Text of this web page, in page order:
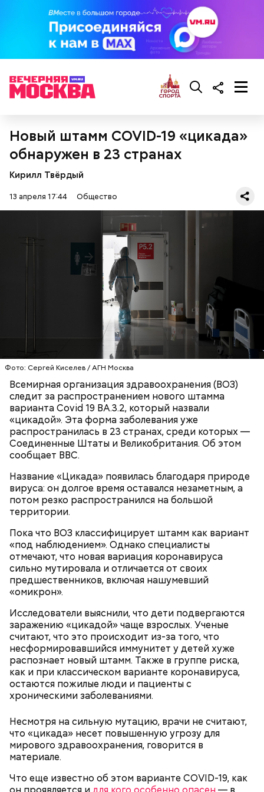
Новый штамм COVID-19 «цикада»
обнаружен в 23 странах
Кирилл Твёрдый
13 апреля 17:44 Общество
Фото: Сергей Киселев / АГН Москва
Всемирная организация здравоохранения (ВОЗ)
следит за распространением нового штамма
варианта Covid 19 BA.3.2, который назвали
«цикадой». Эта форма заболевания уже
распространилась в 23 странах, среди которых —
Соединенные Штаты и Великобритания. Об этом
сообщает BBC.
Название «Цикада» появилась благодаря природе
вируса: он долгое время оставался незаметным, а
потом резко распространился на большой
территории.
Пока что ВОЗ классифицирует штамм как вариант
«под наблюдением». Однако специалисты
отмечают, что новая вариация коронавируса
сильно мутировала и отличается от своих
предшественников, включая нашумевший
«омикрон».
Исследователи выяснили, что дети подвергаются
заражению «цикадой» чаще взрослых. Ученые
считают, что это происходит из-за того, что
несформировавшийся иммунитет у детей хуже
распознает новый штамм. Также в группе риска,
как и при классическом варианте коронавируса,
остаются пожилые люди и пациенты с
хроническими заболеваниями.
Несмотря на сильную мутацию, врачи не считают,
что «цикада» несет повышенную угрозу для
мирового здравоохранения, говорится в
материале.
Что еще известно об этом варианте COVID-19, как
День «Счастье случается»
День «Счастье случается» был инициирован
Тайным обществом счастливых людей, чтобы
напомнить людям, что счастье на самом деле
кроется в мелочах. Отпраздновать этот день
можно, поделившись с другими людьми
счастливыми моментами из своей жизни.
Противень ставится в духовку, разогретую до 180–
190 градусов. Спагетти из кабачка нужно запекать
25–30 минут.
Уберут отеки и улучшат зрение:
о пользе кабачков
Кабачки, тушеные с курицей
Ингредиенты:
сливки жирностью 20 процентов.
Эндокринолог Куликова
фруктов